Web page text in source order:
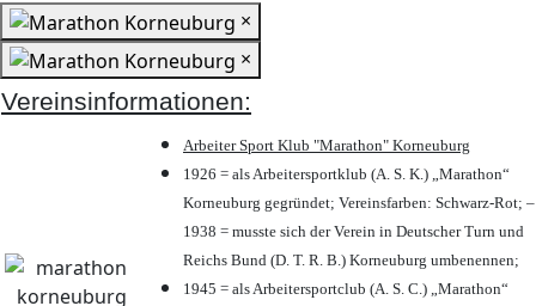
×
×
Vereinsinformationen:
Arbeiter Sport Klub "Marathon" Korneuburg
1926 = als Arbeitersportklub (A. S. K.) „Marathon“
Korneuburg gegründet; Vereinsfarben: Schwarz-Rot; –
1938 = musste sich der Verein in Deutscher Turn und
Reichs Bund (D. T. R. B.) Korneuburg umbenennen;
1945 = als Arbeitersportclub (A. S. C.) „Marathon“